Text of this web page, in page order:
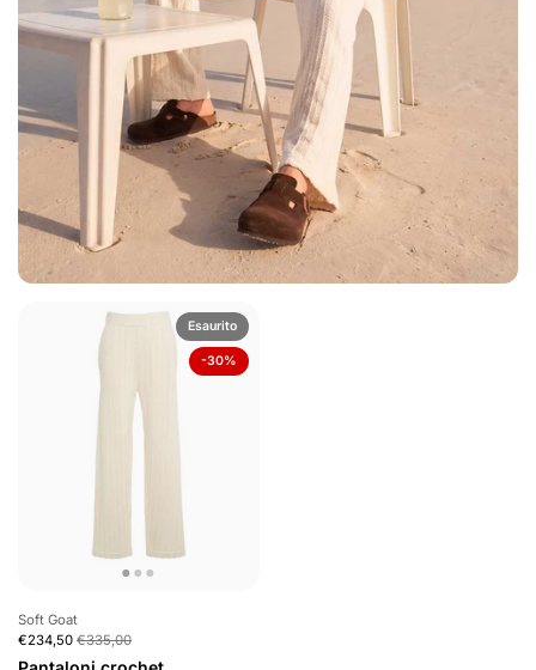
Soft Goat
€234,50 €335,00
Esaurito
-30%